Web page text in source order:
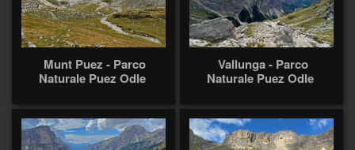
Munt Puez - Parco
Naturale Puez Odle
Vallunga - Parco
Naturale Puez Odle